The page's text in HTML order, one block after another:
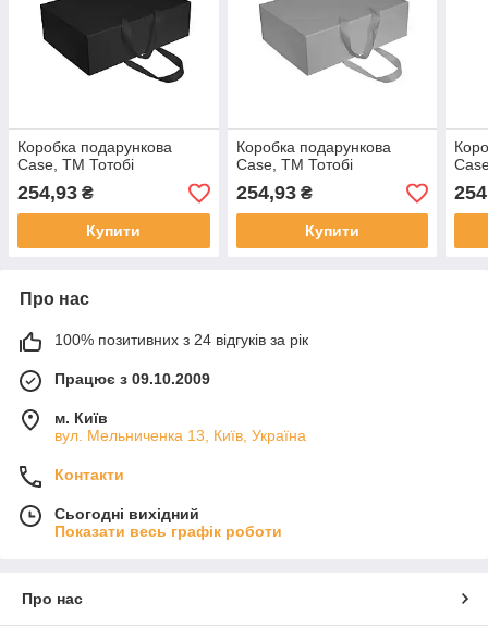
Коробка подарункова
Case, ТМ Тотобі
254,93 ₴
Купити
Коробка подарункова
Case, ТМ Тотобі
254,93₴
Купити
Про нас
100% позитивних з 24 відгуків за рік
Працює з 09.10.2009
м. Київ
вул. Мельниченка 13, Київ, Україна
Контакти
Сьогодні вихідний
Показати весь графік роботи
Про нас